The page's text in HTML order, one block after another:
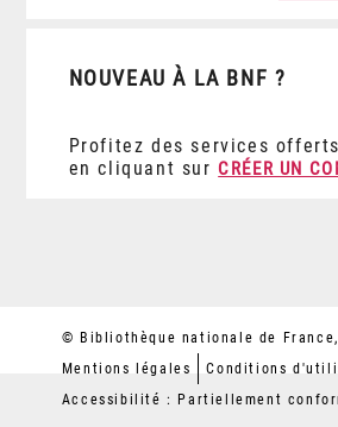
NOUVEAU À LA BNF ?
Profitez des services
en cliquant sur CRÉER UN
© Bibliothèque nationale de
Mentions légales
Conditions
Accessibilité : Partiellement